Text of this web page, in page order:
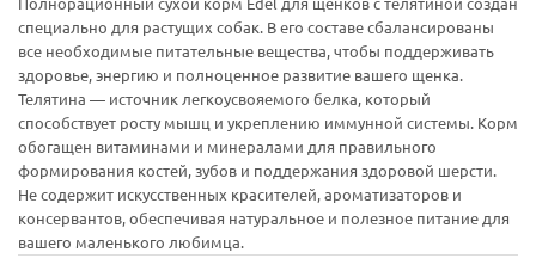
Полнорационный сухой корм Edel для щенков с телятиной создан
специально для растущих собак. В его составе сбалансированы
все необходимые питательные вещества, чтобы поддерживать
здоровье, энергию и полноценное развитие вашего щенка.
Телятина — источник легкоусвояемого белка, который
способствует росту мышц и укреплению иммунной системы. Корм
обогащен витаминами и минералами для правильного
формирования костей, зубов и поддержания здоровой шерсти.
Не содержит искусственных красителей, ароматизаторов и
консервантов, обеспечивая натуральное и полезное питание для
вашего маленького любимца.